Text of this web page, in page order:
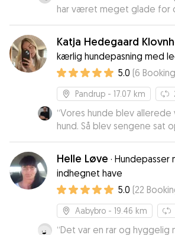
Katja Hedegaard
kærlig hundepasning med
🐶
5.0 (6
Pandrup - 17.07 km
“Vores hunde blev
hund. Så blev sengene sat op, og alt blev snuset. Så
kunne ferien med Katja og
Indimellem modtog vi
huset og haven. Da vi ville hente vores hunde, ville de
tydeligvis ikke med os. Dette viser os, at de to følte
sig meget godt tilpas i den
Forresten havde jeg ikke
blev leveret med det samme. Alt i alt kan jeg
anbefale Katjas hotel 😉”
Helle Løve · Hundepasser
indhegnet have
5.0 (22
Aabybro - 19.46 km
“Det var en rar og hyggelig